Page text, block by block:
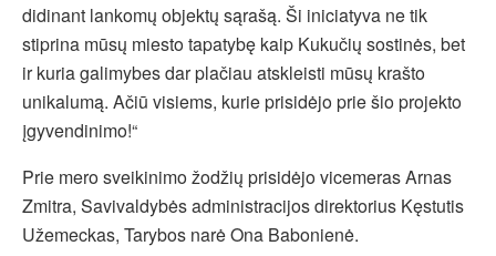
didinant lankomų objektų sąrašą. Ši iniciatyva ne tik
stiprina mūsų miesto tapatybę kaip Kukučių sostinės, bet
ir kuria galimybes dar plačiau atskleisti mūsų krašto
unikalumą. Ačiū visiems, kurie prisidėjo prie šio projekto
įgyvendinimo!“
Prie mero sveikinimo žodžių prisidėjo vicemeras Arnas
Zmitra, Savivaldybės administracijos direktorius Kęstutis
Užemeckas, Tarybos narė Ona Babonienė.